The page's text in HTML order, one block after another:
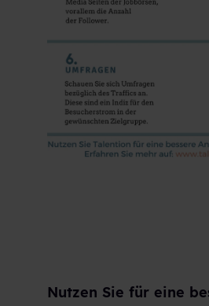
Nutzen Sie für eine